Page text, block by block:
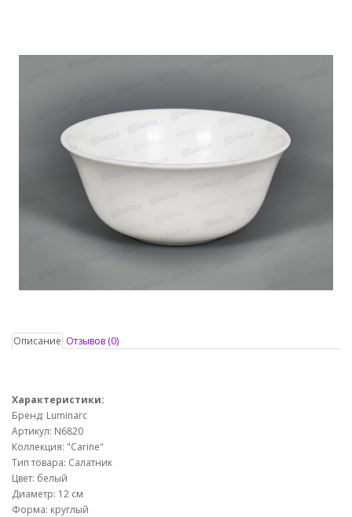
Описание Отзывов (0)
Характеристики:
Бренд: Luminarc
Артикул: N6820
Коллекция: "Carine"
Тип товара: Салатник
Цвет: белый
Диаметр: 12 см
Форма: круглый